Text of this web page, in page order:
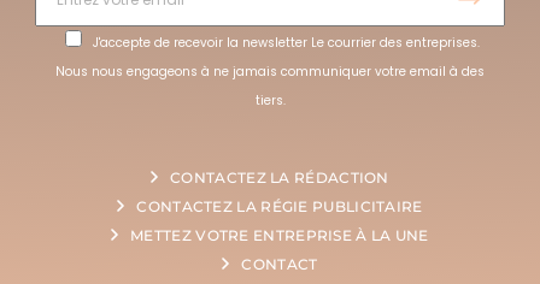
J'accepte de recevoir la newsletter Le courrier des entreprises.
Nous nous engageons à ne jamais communiquer votre email à des
tiers.
CONTACTEZ LA RÉDACTION
CONTACTEZ LA RÉGIE PUBLICITAIRE
METTEZ VOTRE ENTREPRISE À LA UNE
CONTACT